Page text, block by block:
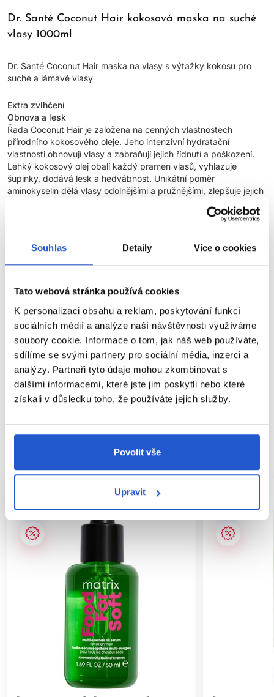
Souhlas Detaily Více o cookies
Tato webová stránka používá cookies
K personalizaci obsahu a reklam, poskytování funkcí
sociálních médií a analýze naší návštěvnosti využíváme
soubory cookie. Informace o tom, jak náš web používáte,
sdílíme se svými partnery pro sociální média, inzerci a
analýzy. Partneři tyto údaje mohou zkombinovat s
dalšími informacemi, které jste jim poskytli nebo které
získali v důsledku toho, že používáte jejich služby.
Povolit vše
Upravit
Dr. Santé Coconut Hair kokosová maska na suché
vlasy 1000ml
Dr. Santé Coconut Hair maska na vlasy s výtažky kokosu pro
suché a lámavé vlasy
Extra zvlhčení
Obnova a lesk
Řada Coconut Hair je založena na cenných vlastnostech
přírodního kokosového oleje. Jeho intenzivní hydratační
vlastnosti obnovují vlasy a zabraňují jejich řídnutí a poškození.
Lehký kokosový olej obalí každý pramen vlasů, vyhlazuje
šupinky, dodává lesk a hedvábnost. Unikátní poměr
aminokyselin dělá vlasy odolnějšími a pružnějšími, zlepšuje jejich
• Zářivý lesk
Maska zajišťuje intenzivní výživu oslabených, poškozených,
Kokosový olej se skutečně stará o pokožku hlavy. Pravidelné
Parametry
Značka
Hodnocení
SOUVISEJÍCÍ PRODUKTY